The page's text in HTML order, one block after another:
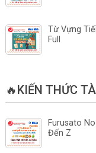
Từ Vựng
Full
🔥KIẾN THỨC
Furusato
Đến Z